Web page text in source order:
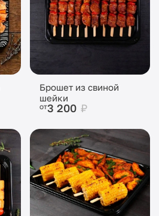
Брошет из свиной
шейки
от3 200 ₽